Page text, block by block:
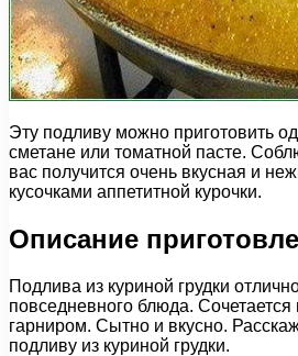
Эту подливу можно приготовить
сметане или томатной пасте.
вас получится очень вкусная и
кусочками аппетитной курочки.
Описание
Подлива из куриной грудки
повседневного блюда.
гарниром. Сытно и вкусно.
подливу из куриной грудки.